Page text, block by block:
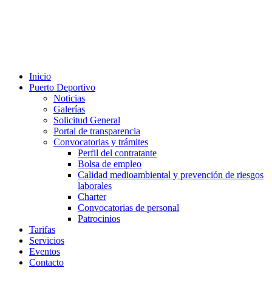
Inicio
Puerto Deportivo
Noticias
Galerías
Solicitud General
Portal de transparencia
Convocatorias y trámites
Perfil del contratante
Bolsa de empleo
Calidad medioambiental y prevención de riesgos
laborales
Charter
Convocatorias de personal
Patrocinios
Tarifas
Servicios
Eventos
Contacto